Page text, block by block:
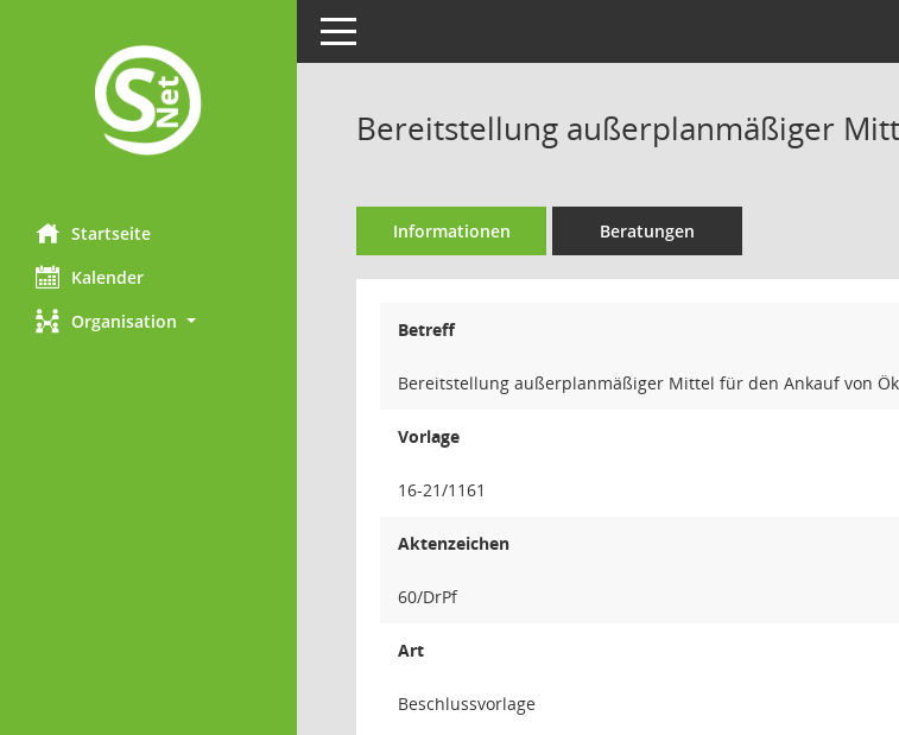
Startseite
Kalender
Organisation
Toggle navigation
Bereitstellung außerplanmäßiger
Informationen Beratungen
Betreff
Bereitstellung außerplanmäßiger Mittel für den Ankauf von
Vorlage
16-21/1161
Aktenzeichen
60/DrPf
Art
Beschlussvorlage